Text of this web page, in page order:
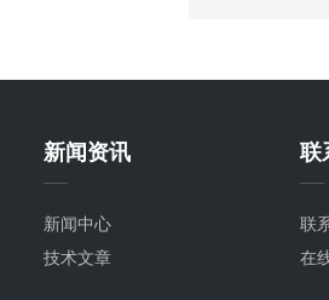
新闻资讯
新闻中心
技术文章
联
联
在